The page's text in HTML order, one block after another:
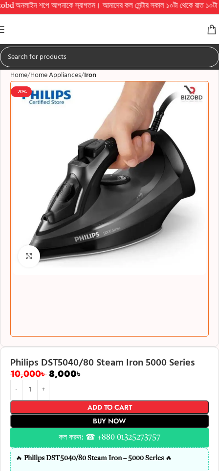
শপে আপনাকে স্বাগতম। আমাদের কল সেন্টার সকাল ১০টা থেকে রাত ১০টা পর্যন্ত
Home Home Appliances Iron
-20%
Click to enlarge
Philips DST5040/80 Steam Iron 5000 Series
10,000৳8,000৳
ADD TO CART
BUY NOW
কল করুন: ☎ +880 01325273757
🔥 Philips DST5040/80 Steam Iron – 5000 Series 🔥